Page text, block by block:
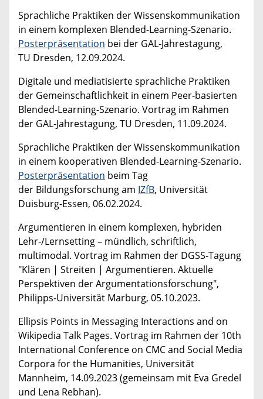
Sprachliche Praktiken der Wissenskommunikation
in einem komplexen Blended-Learning-Szenario.
Posterpräsentation bei der GAL-Jahrestagung,
TU Dresden, 12.09.2024.
Digitale und mediatisierte sprachliche Praktiken
der Gemeinschaftlichkeit in einem Peer-basierten
Blended-Learning-Szenario. Vortrag im Rahmen
der GAL-Jahrestagung, TU Dresden, 11.09.2024.
Sprachliche Praktiken der Wissenskommunikation
in einem kooperativen Blended-Learning-Szenario.
Posterpräsentation beim Tag
der Bildungsforschung am IZfB, Universität
Duisburg-Essen, 06.02.2024.
Argumentieren in einem komplexen, hybriden
Lehr-/Lernsetting – mündlich, schriftlich,
multimodal. Vortrag im Rahmen der DGSS-Tagung
"Klären | Streiten | Argumentieren. Aktuelle
Perspektiven der Argumentationsforschung",
Philipps-Universität Marburg, 05.10.2023.
Ellipsis Points in Messaging Interactions and on
Wikipedia Talk Pages. Vortrag im Rahmen der 10th
International Conference on CMC and Social Media
Corpora for the Humanities, Universität
Mannheim, 14.09.2023 (gemeinsam mit Eva Gredel
und Lena Rebhan).